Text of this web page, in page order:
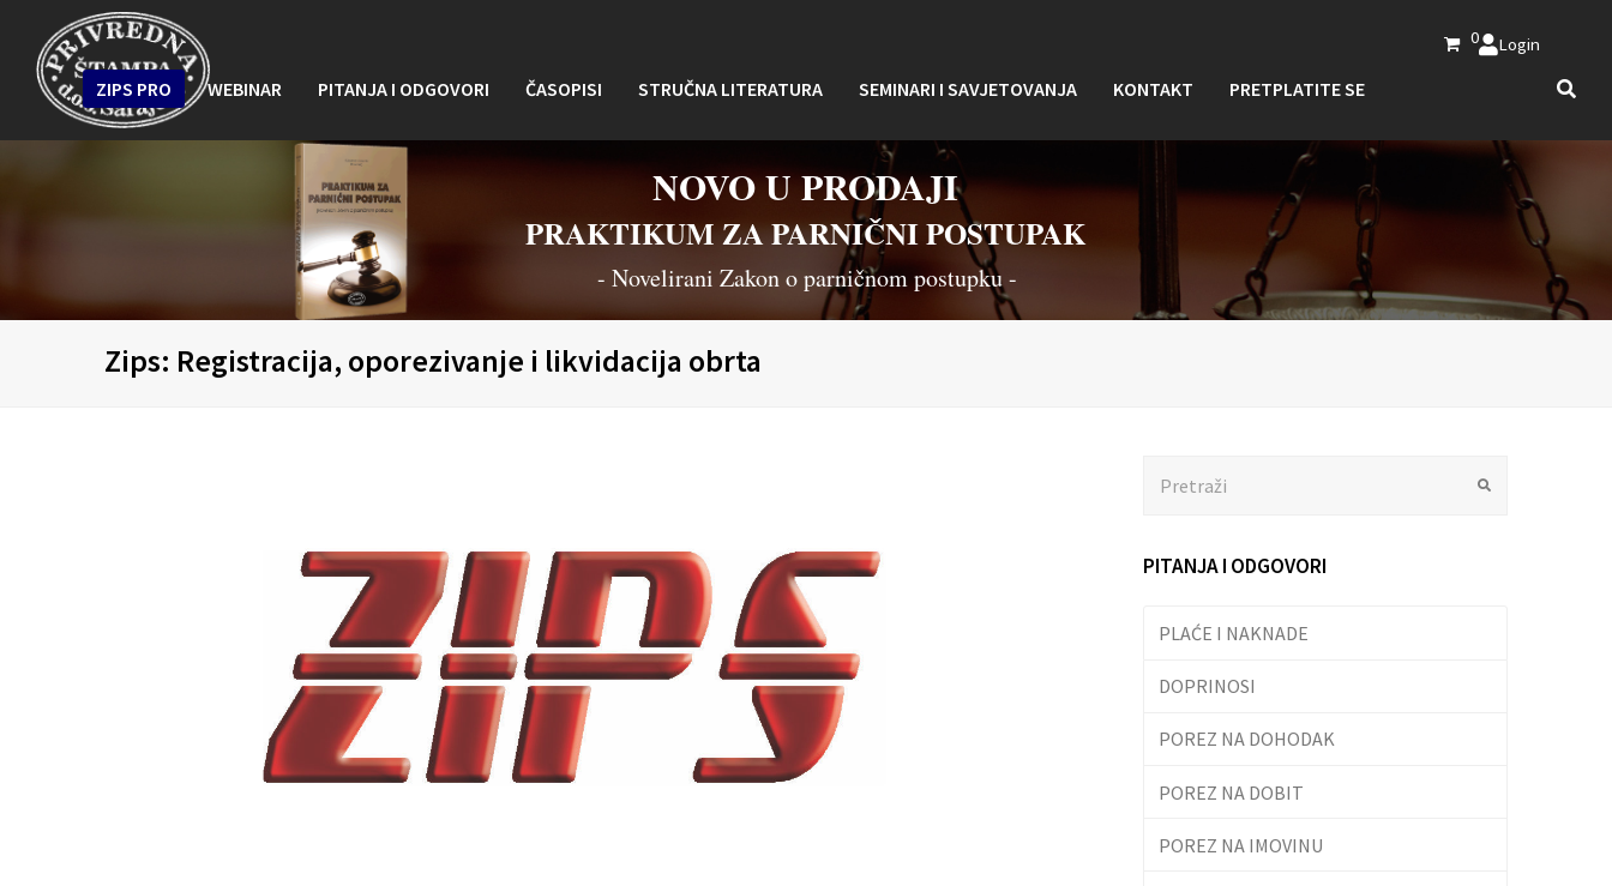
0 Login
ZIPS PRO WEBINAR PITANJA I ODGOVORI ČASOPISI STRUČNA LITERATURA SEMINARI I SAVJETOVANJA KONTAKT PRETPLATITE SE
NOVO U PRODAJI
PRAKTIKUM ZA PARNIČNI POSTUPAK
- Novelirani Zakon o parničnom postupku -
Zips: Registracija, oporezivanje i likvidacija obrta
PITANJA I ODGOVORI
PLAĆE I NAKNADE
DOPRINOSI
POREZ NA DOHODAK
POREZ NA DOBIT
POREZ NA IMOVINU